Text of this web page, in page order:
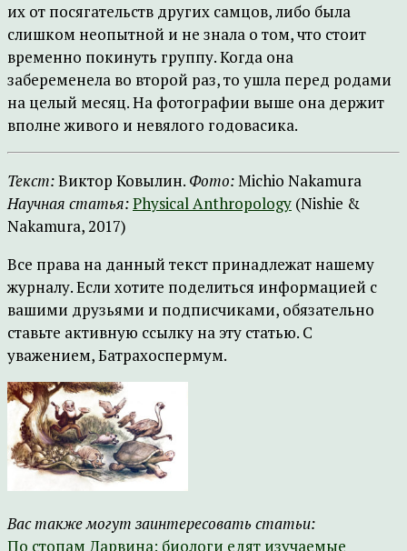
их от посягательств других самцов, либо была
слишком неопытной и не знала о том, что стоит
временно покинуть группу. Когда она
забеременела во второй раз, то ушла перед родами
на целый месяц. На фотографии выше она держит
вполне живого и невялого годовасика.
Текст:Виктор Ковылин. Фото:Michio Nakamura
Научная статья:Physical Anthropology (Nishie &
Nakamura, 2017)
Все права на данный текст принадлежат нашему
журналу. Если хотите поделиться информацией с
вашими друзьями и подписчиками, обязательно
ставьте активную ссылку на эту статью. С
уважением, Батрахоспермум.
Вас также могут заинтересовать статьи:
По стопам Дарвина: биологи едят изучаемые